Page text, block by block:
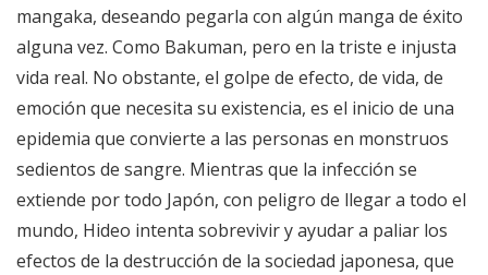
mangaka, deseando pegarla con algún manga de éxito
alguna vez. Como Bakuman, pero en la triste e injusta
vida real. No obstante, el golpe de efecto, de vida, de
emoción que necesita su existencia, es el inicio de una
epidemia que convierte a las personas en monstruos
sedientos de sangre. Mientras que la infección se
extiende por todo Japón, con peligro de llegar a todo el
mundo, Hideo intenta sobrevivir y ayudar a paliar los
efectos de la destrucción de la sociedad japonesa, que